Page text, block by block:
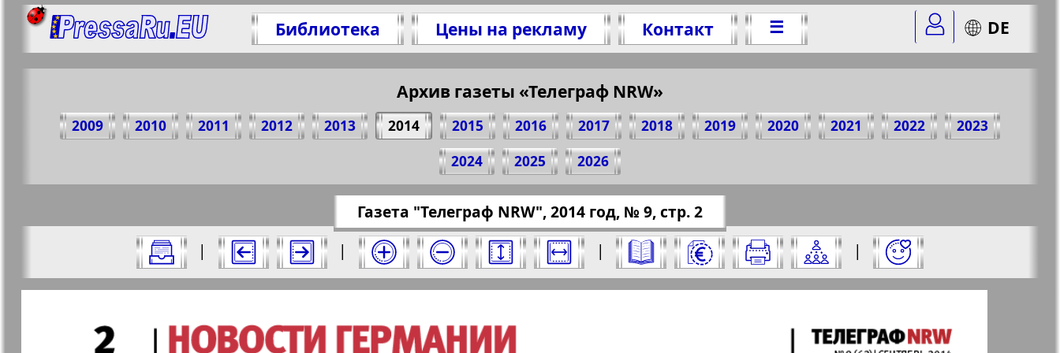
Библиотека Цены на рекламу Контакт ☰ DE
Архив газеты «Телеграф NRW»
2009 2010 2011 2012 2013 2014 2015 2016 2017 2018 2019 2020 2021 2022
2023
2024
2025 2026
Все номера газеты "Телеграф NRW" за 2014 год. Выберите номер и нажмите на него:
Газета "Телеграф NRW", 2014 год, № 9, стр. 2
|
| | |
Страницы газеты "Телеграф NRW". Номер: 9, 2014 год. Выберите страницу и нажмите на нее:
Отправить
Поделитесь 2 стр. газеты "Телеграф NRW", № 9, 2014 г.
(Нажмите, чтобы скопировать ссылку)
https://pressaru.eu/?pub=telegraf-nrw&god=2014&nomer=9&str=2